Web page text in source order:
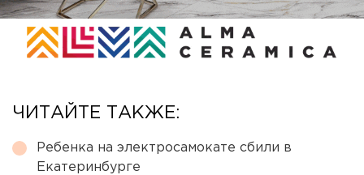
ЧИТАЙТЕ ТАКЖЕ:
Ребенка на электросамокате сбили в
Екатеринбурге